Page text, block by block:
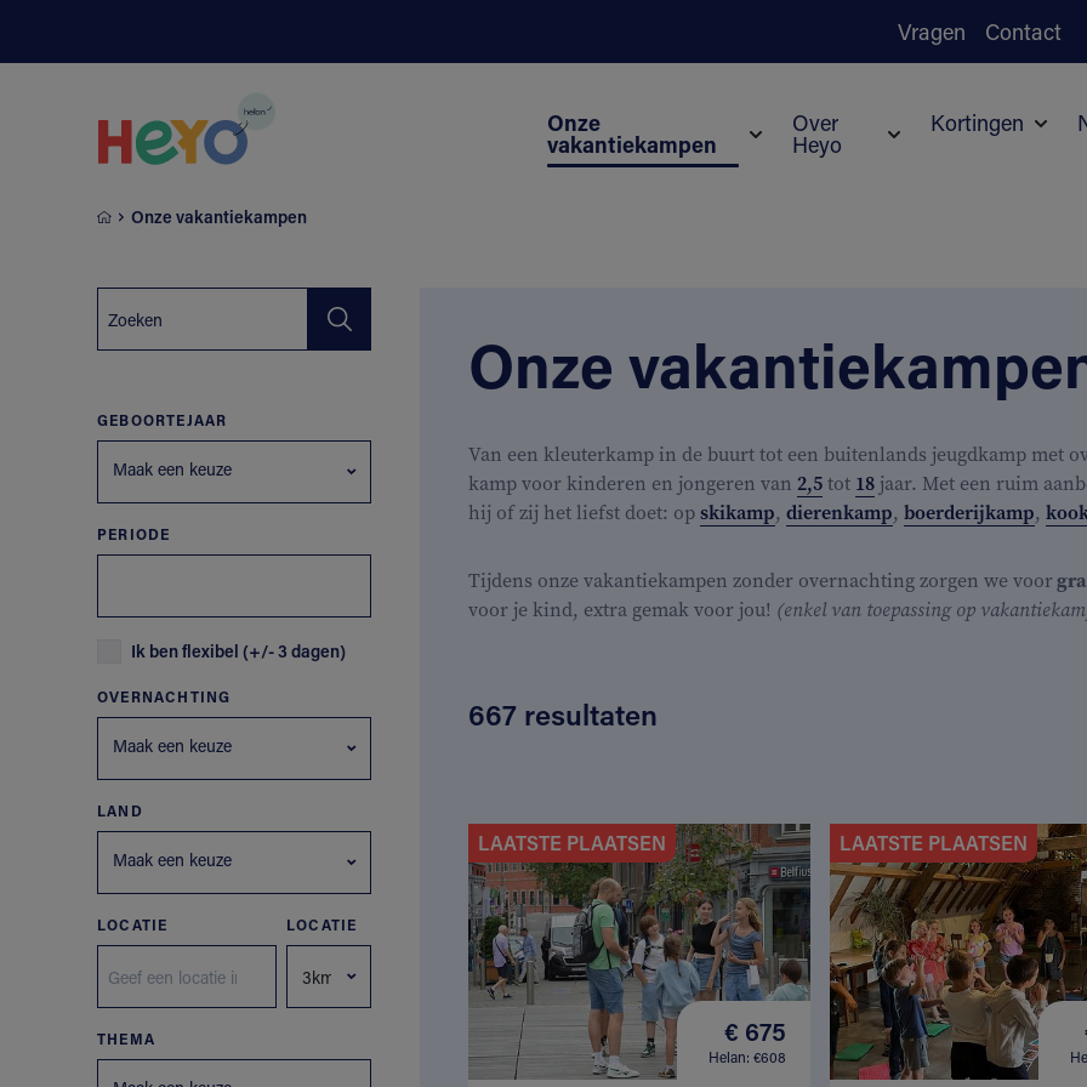
Vragen Contact
Onze
vakantiekampen
Submenu voor Onze vakantiekampen
Over
Heyo
Kortingen
Onze vakantiekampen
GEBOORTEJAAR
Maak een keuze
PERIODE
Ik ben flexibel (+/- 3 dagen)
OVERNACHTING
Maak een keuze
LAND
Maak een keuze
LOCATIE LOCATIE
THEMA
Onze
Van een kleuterkamp in de buurt tot een buitenlands jeugdkamp met
kamp voor kinderen en jongeren van 2,5tot 18 jaar. Met een ruim
hij of zij het liefst doet: opskikamp, dierenkamp, boerderijkamp,
Tijdens onze vakantiekampen zonder overnachting zorgen we voor
voor je kind, extra gemak voor jou! (enkel van toepassing op
667 resultaten
LAATSTE PLAATSEN
€ 675
Helan: €608
LAATSTE PLAATSEN